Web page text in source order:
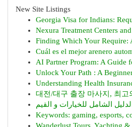
New Site Listings
Georgia Visa for Indians:
Nexura Treatment Centers
Finding Which Your Require:
Cuál es el mejor arenero
AI Partner Program: A Guide
Unlock Your Path : A
Understanding Health
대전/대구 출장 마사지, 최고
الشامل للخيارات و القيم
Keywords: gaming, esports,